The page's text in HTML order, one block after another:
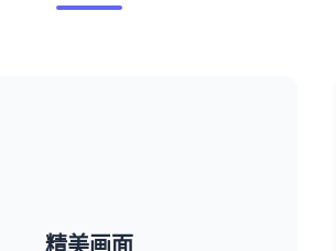
精美画面